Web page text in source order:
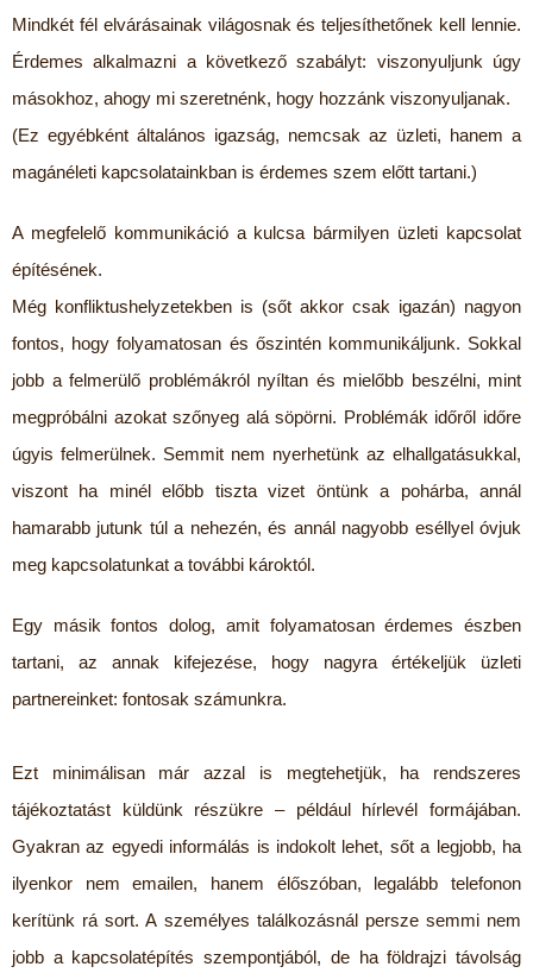
Mindkét fél elvárásainak világosnak és teljesíthetőnek kell lennie.
Érdemes alkalmazni a következő szabályt: viszonyuljunk úgy
másokhoz, ahogy mi szeretnénk, hogy hozzánk viszonyuljanak.
(Ez egyébként általános igazság, nemcsak az üzleti, hanem a
magánéleti kapcsolatainkban is érdemes szem előtt tartani.)
A megfelelő kommunikáció a kulcsa bármilyen üzleti kapcsolat
építésének.
Még konfliktushelyzetekben is (sőt akkor csak igazán) nagyon
fontos, hogy folyamatosan és őszintén kommunikáljunk. Sokkal
jobb a felmerülő problémákról nyíltan és mielőbb beszélni, mint
megpróbálni azokat szőnyeg alá söpörni. Problémák időről időre
úgyis felmerülnek. Semmit nem nyerhetünk az elhallgatásukkal,
viszont ha minél előbb tiszta vizet öntünk a pohárba, annál
hamarabb jutunk túl a nehezén, és annál nagyobb eséllyel óvjuk
meg kapcsolatunkat a további károktól.
Egy másik fontos dolog, amit folyamatosan érdemes észben
tartani, az annak kifejezése, hogy nagyra értékeljük üzleti
partnereinket: fontosak számunkra.
Ezt minimálisan már azzal is megtehetjük, ha rendszeres
tájékoztatást küldünk részükre – például hírlevél formájában.
Gyakran az egyedi informálás is indokolt lehet, sőt a legjobb, ha
ilyenkor nem emailen, hanem élőszóban, legalább telefonon
kerítünk rá sort. A személyes találkozásnál persze semmi nem
jobb a kapcsolatépítés szempontjából, de ha földrajzi távolság